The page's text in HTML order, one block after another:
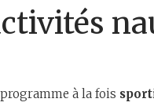
à la fois